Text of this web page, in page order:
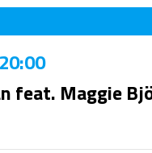
feat. Maggie